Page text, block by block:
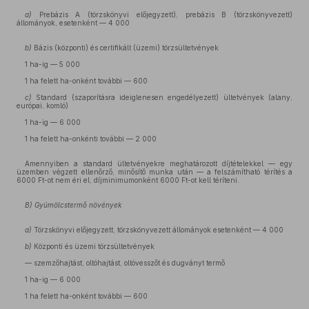
a) Prebázis A (törzskönyvi előjegyzett), prebázis B (törzskönyvezett)
állományok, esetenként — 4 000
b) Bázis (központi) és certifikált (üzemi) törzsültetvények
1 ha-ig — 5 000
1 ha felett ha-onként további — 600
c) Standard (szaporításra ideiglenesen engedélyezett) ültetvények (alany,
európai, komló)
1 ha-ig — 6 000
1 ha felett ha-onkénti további — 2 000
Amennyiben a standard ültetvényekre meghatározott díjtételekkel — egy
üzemben végzett ellenőrző, minősítő munka után — a felszámítható térítés a
6000 Ft-ot nem éri el, díjminimumonként 6000 Ft-ot kell téríteni.
B) Gyümölcstermő növények
a) Törzskönyvi előjegyzett, törzskönyvezett állományok esetenként — 4 000
b) Központi és üzemi törzsültetvények
— szemzőhajtást, oltóhajtást, oltóvesszőt és dugványt termő
1 ha-ig — 6 000
1 ha felett ha-onként további — 600